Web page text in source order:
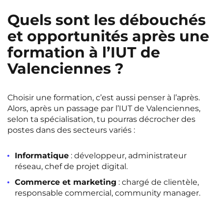
Quels sont les débouchés
et opportunités après une
formation à l’IUT de
Valenciennes ?
Choisir une formation, c’est aussi penser à l’après.
Alors, après un passage par l’IUT de Valenciennes,
selon ta spécialisation, tu pourras décrocher des
postes dans des secteurs variés :
Informatique : développeur, administrateur
réseau, chef de projet digital.
Commerce et marketing : chargé de clientèle,
responsable commercial, community manager.